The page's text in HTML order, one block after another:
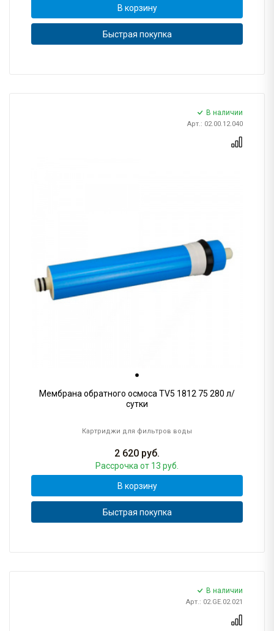
В корзину
Быстрая покупка
В наличии
Арт.: 02.00.12.040
Мембрана обратного осмоса TV5 1812 75 280 л/
сутки
Картриджи для фильтров воды
2 620 руб.
Рассрочка от 13 руб.
В корзину
Быстрая покупка
В наличии
Арт.: 02.GE.02.021